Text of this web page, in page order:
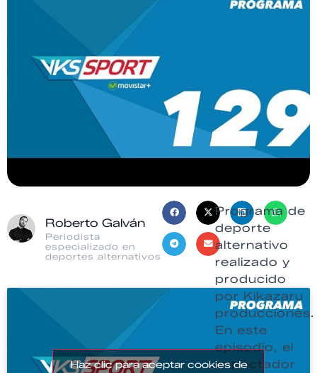
Roberto Galván
Periodista
especializado en
deportes alternativos
Programa de
deporte
alternativo
realizado y
producido
por Kikazaru
producciones.
En este
episodio, el
espectador
Haz clic para aceptar cookies de